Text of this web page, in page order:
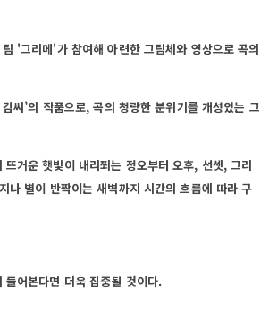
'그리메'가 참여해 아련한 그림체와 영상으로 곡의
씨’의 작품으로, 곡의 청량한 분위기를 개성있는 그
뜨거운 햇빛이 내리쬐는 정오부터 오후, 선셋, 그리
나 별이 반짝이는 새벽까지 시간의 흐름에 따라 구
들어본다면 더욱 집중될 것이다.